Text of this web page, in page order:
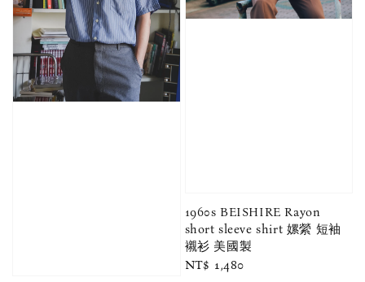
1960s BEISHIRE Rayon
short sleeve shirt 嫘縈 短袖
襯衫 美國製
Regular
NT$ 1,480